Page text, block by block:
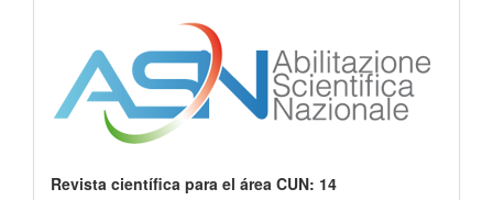
Revista científica para el área CUN: 14